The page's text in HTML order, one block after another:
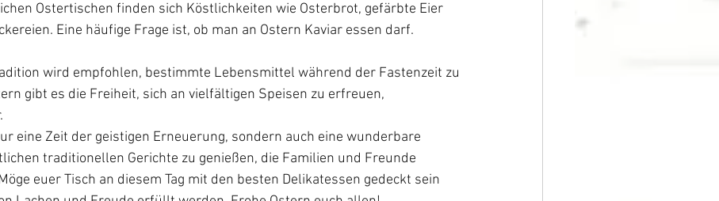
Ostertischen finden sich Köstlichkeiten wie Osterbrot, gefärbte Eier
Eine häufige Frage ist, ob man an Ostern Kaviar essen darf.
wird empfohlen, bestimmte Lebensmittel während der Fastenzeit zu
gibt es die Freiheit, sich an vielfältigen Speisen zu erfreuen,
eine Zeit der geistigen Erneuerung, sondern auch eine wunderbare
traditionellen Gerichte zu genießen, die Familien und Freunde
euer Tisch an diesem Tag mit den besten Delikatessen gedeckt sein